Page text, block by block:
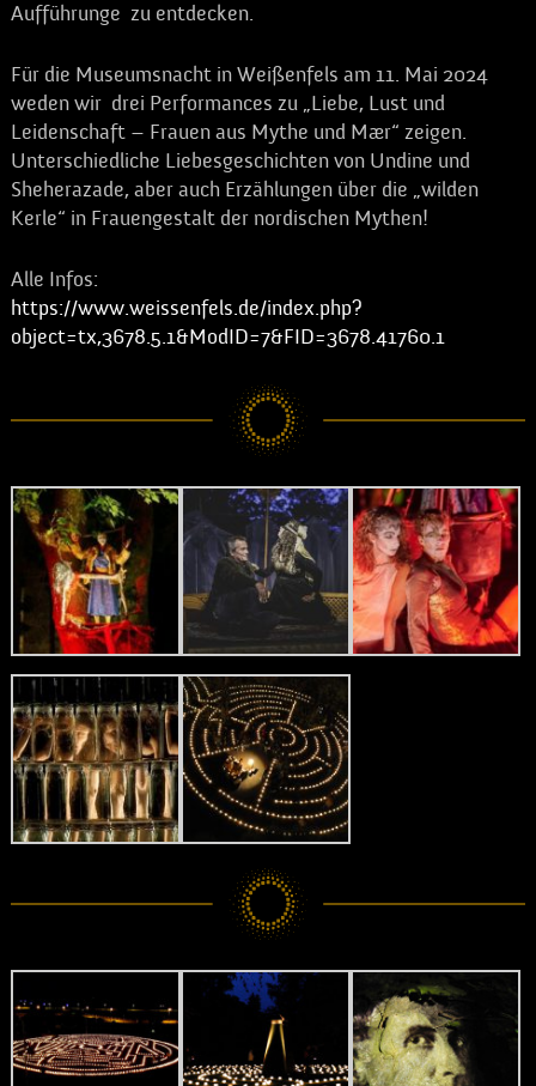
Aufführunge zu entdecken.
Für die Museumsnacht in Weißenfels am 11. Mai 2024
weden wir drei Performances zu „Liebe, Lust und
Leidenschaft – Frauen aus Mythe und Mær“ zeigen.
Unterschiedliche Liebesgeschichten von Undine und
Sheherazade, aber auch Erzählungen über die „wilden
Kerle“ in Frauengestalt der nordischen Mythen!
Alle Infos:
https://www.weissenfels.de/index.php?
object=tx,3678.5.1&ModID=7&FID=3678.41760.1